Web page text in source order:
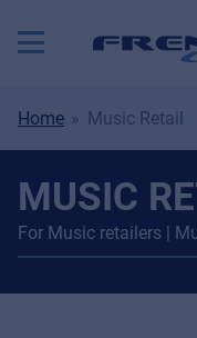
Home Music Retail
MUSIC
For Music retailers |